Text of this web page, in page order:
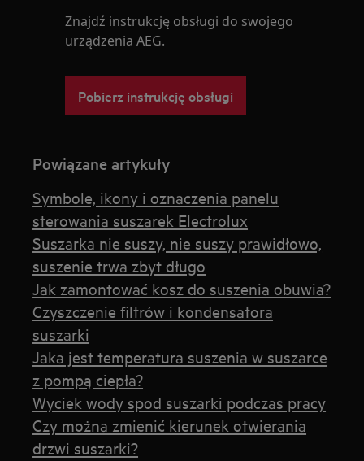
Znajdź instrukcję obsługi do swojego
urządzenia AEG.
Pobierz instrukcję obsługi
Powiązane artykuły
Symbole, ikony i oznaczenia panelu
sterowania suszarek Electrolux
Suszarka nie suszy, nie suszy prawidłowo,
suszenie trwa zbyt długo
Jak zamontować kosz do suszenia obuwia?
Czyszczenie filtrów i kondensatora
suszarki
Jaka jest temperatura suszenia w suszarce
z pompą ciepła?
Wyciek wody spod suszarki podczas pracy
Czy można zmienić kierunek otwierania
drzwi suszarki?